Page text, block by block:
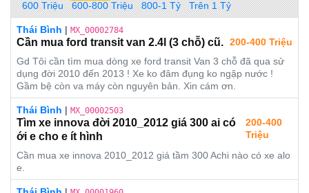
600 Triệu 600-800 Triệu 800-1 Tỷ Trên 1 Tỷ
Thái Bình | MX_00002784
Cần mua ford transit van 2.4l (3 chỗ) cũ. 200-400 Triệu
Gd Tôi cần tìm mua dòng xe ford transit Van 3 chỗ đã qua sử
dụng đời 2010 đến 2013 ! Xe ko đâm đụng ko ngập nước !
Gầm bệ còn va máy còn nguyên bản. Xin cám ơn.
Thái Bình | MX_00002503
Tìm xe innova đời 2010_2012 giá 300 ai có
ới e cho e ít hình
200-400
Triệu
Cần mua xe innova 2010_2012 giá tầm 300 Achi nào có xe alo
e.